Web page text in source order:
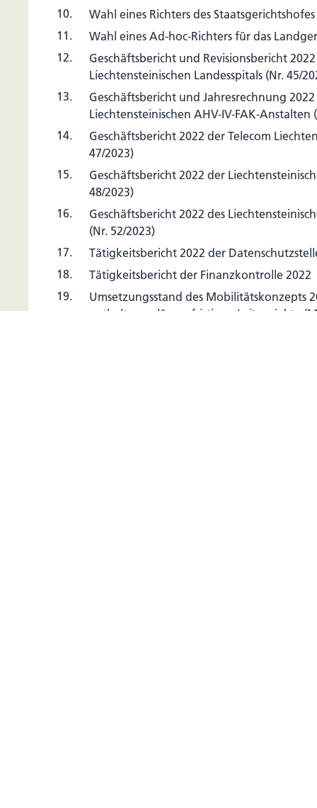
10.
Wahl eines Richters des Staatsgerichtshofes
11.
Wahl eines Ad-hoc-Richters für das
12.
Geschäftsbericht und Revisionsbericht
Liechtensteinischen Landesspitals (Nr. 45/
13.
Geschäftsbericht und Jahresrechnung
Liechtensteinischen AHV-IV-FAK-Anstalten
14.
Geschäftsbericht 2022 der Telecom
47/2023)
15.
Geschäftsbericht 2022 der
48/2023)
16.
Geschäftsbericht 2022 des
(Nr. 52/2023)
17.
Tätigkeitsbericht 2022 der
18.
Tätigkeitsbericht der Finanzkontrolle 2022
19.
Umsetzungsstand des Mobilitätskonzepts
enthaltenen längerfristigen Leitprojekte